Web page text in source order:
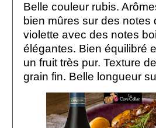
Belle couleur rubis.
bien mûres sur des notes
violette avec des notes
élégantes. Bien équilibré
un fruit très pur. Texture
grain fin. Belle longueur